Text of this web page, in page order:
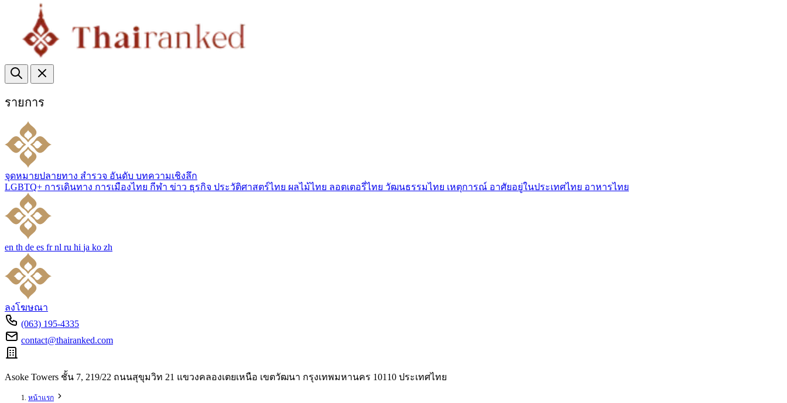
รายการ
จุดหมายปลายทาง สำรวจ อันดับ บทความเชิงลึก
LGBTQ+ การเดินทาง การเมืองไทย กีฬา ข่าว ธุรกิจ ประวัติศาสตร์ไทย ผลไม้ไทย ลอตเตอรี่ไทย วัฒนธรรมไทย เหตุการณ์ อาศัยอยู่ในประเทศไทย อาหารไทย
en th de es fr nl ru hi ja ko zh
ลงโฆษณา
(063) 195-4335
contact@thairanked.com
Asoke Towers ชั้น 7, 219/22 ถนนสุขุมวิท 21 แขวงคลองเตยเหนือ เขตวัฒนา กรุงเทพมหานคร 10110 ประเทศไทย
หน้าแรก